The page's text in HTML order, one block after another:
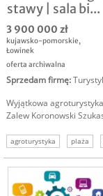
stawy | sala bi...
3 900 000 zł
kujawsko-pomorskie,
Łowinek
oferta archiwalna
Sprzedam firmę:
Wyjątkowa
Zalew Koronowski
agroturystyka plaża
siedlisko
dochodowy